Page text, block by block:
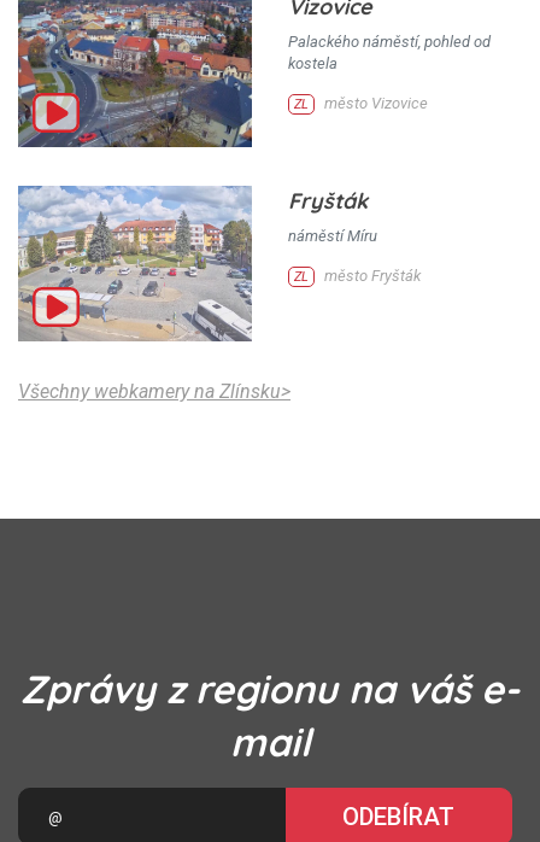
Vizovice
Palackého náměstí, pohled od
kostela
ZL město Vizovice
Fryšták
náměstí Míru
ZL město Fryšták
Všechny webkamery na Zlínsku>
Zprávy z regionu na váš e-
mail
ODEBÍRAT